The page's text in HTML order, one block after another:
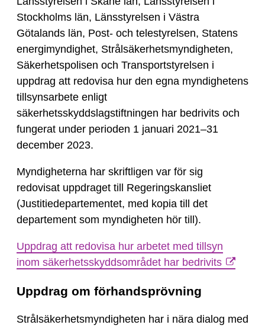
Stockholms län, Länsstyrelsen i Västra
Götalands län, Post- och telestyrelsen, Statens
energimyndighet, Strålsäkerhetsmyndigheten,
Säkerhetspolisen och Transportstyrelsen i
uppdrag att redovisa hur den egna myndighetens
tillsynsarbete enligt
säkerhetsskyddslagstiftningen har bedrivits och
fungerat under perioden 1 januari 2021–31
december 2023.
Myndigheterna har skriftligen var för sig
redovisat uppdraget till Regeringskansliet
(Justitiedepartementet, med kopia till det
departement som myndigheten hör till).
Uppdrag att redovisa hur arbetet med tillsyn
inom säkerhetsskyddsområdet har bedrivits
Uppdrag om förhandsprövning
Strålsäkerhetsmyndigheten har i nära dialog med